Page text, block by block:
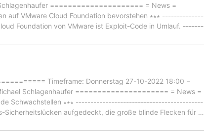
===================== = News =
auf VMware Cloud Foundation bevorstehen ∗∗∗ --------------
Foundation von VMware ist Exploit-Code in Umlauf. -------
Timeframe: Donnerstag 27-10-2022 18:00 −
Schlagenhaufer ===================== = News =
Schwachstellen ∗∗∗ -------------------------------------------
Sicherheitslücken aufgedeckt, die große blinde Flecken für …